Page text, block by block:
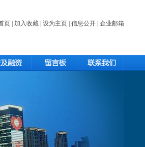
页| 加入收藏| 设为主页| 信息公开| 企业邮箱